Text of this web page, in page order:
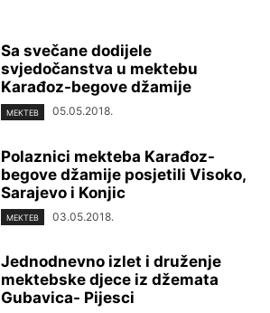
Sa svečane dodijele
svjedočanstva u mektebu
Karađoz-begove džamije
MEKTEB 05.05.2018.
Polaznici mekteba Karađoz-
begove džamije posjetili Visoko,
Sarajevo i Konjic
MEKTEB 03.05.2018.
Jednodnevno izlet i druženje
mektebske djece iz džemata
Gubavica- Pijesci